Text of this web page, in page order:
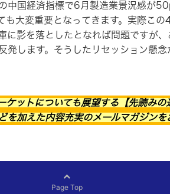
国経済指標で6月製造業景況感が
大変重要となってきます。実際こ
に影を落としたとなれば問題ですが
発します。そうしたリセッション懸
ケットについても展望する【先読み
加えた内容充実のメールマガジンを
Page Top